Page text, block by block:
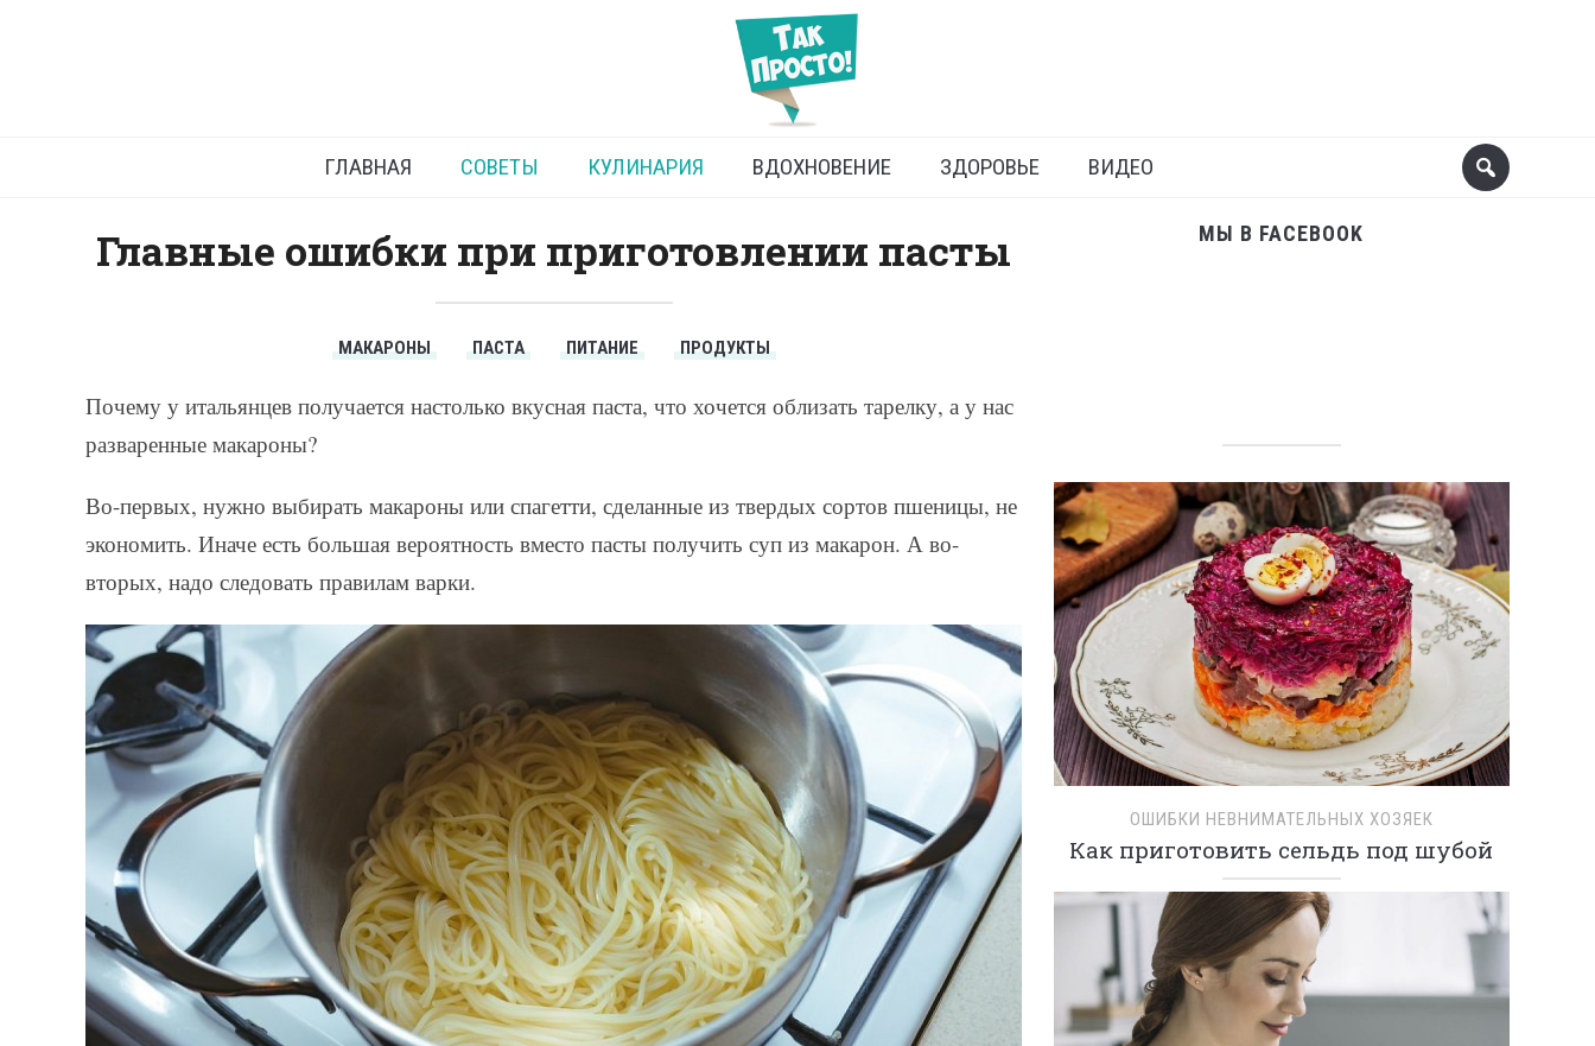
Как готовить пасту
ГЛАВНАЯ СОВЕТЫ КУЛИНАРИЯ ВДОХНОВЕНИЕ ЗДОРОВЬЕ ВИДЕО
Главные ошибки при приготовлении пасты
МАКАРОНЫ ПАСТА ПИТАНИЕ ПРОДУКТЫ
Почему у итальянцев получается настолько вкусная паста, что хочется облизать тарелку, а у нас
разваренные макароны?
Во-первых, нужно выбирать макароны или спагетти, сделанные из твердых сортов пшеницы, не
экономить. Иначе есть большая вероятность вместо пасты получить суп из макарон. А во-
вторых, надо следовать правилам варки.
МЫ В FACEBOOK
ОШИБКИ НЕВНИМАТЕЛЬНЫХ ХОЗЯЕК
Как приготовить сельдь под шубой